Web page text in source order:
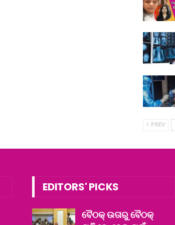
PREV
EDITORS' PICKS
ବୈଠକ୍ ଉତାରୁ ବୈଠକ୍